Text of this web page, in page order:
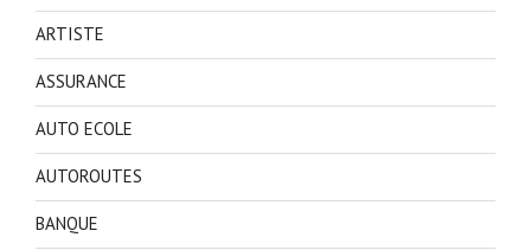
ARTISTE
ASSURANCE
AUTO ECOLE
AUTOROUTES
BANQUE